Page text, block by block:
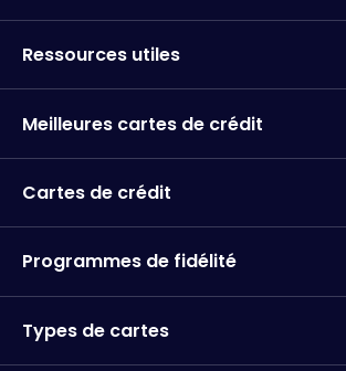
Ressources utiles
Meilleures cartes de crédit
Cartes de crédit
Programmes de fidélité
Types de cartes